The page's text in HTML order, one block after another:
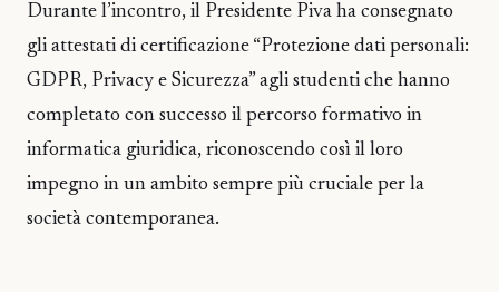
Durante l’incontro, il Presidente Piva ha consegnato
gli attestati di certificazione “Protezione dati personali:
GDPR, Privacy e Sicurezza” agli studenti che hanno
completato con successo il percorso formativo in
informatica giuridica, riconoscendo così il loro
impegno in un ambito sempre più cruciale per la
società contemporanea.